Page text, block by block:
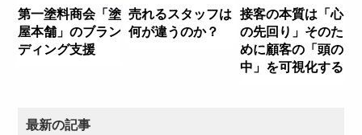
第一塗料商会「塗
屋本舗」のブラン
ディング支援
売れるスタッフは
何が違うのか？
接客の本質は「心
の先回り」そのた
めに顧客の「頭の
中」を可視化する
最新の記事